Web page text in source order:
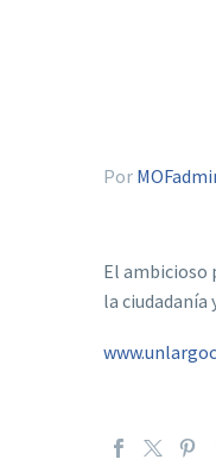
Por
El ambicioso
la ciudadanía